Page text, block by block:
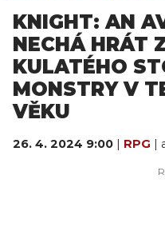
KNIGHT: AN
NECHÁ HRÁT
KULATÉHO
MONSTRY V
VĚKU
26. 4. 2024 9:00 | RPG |